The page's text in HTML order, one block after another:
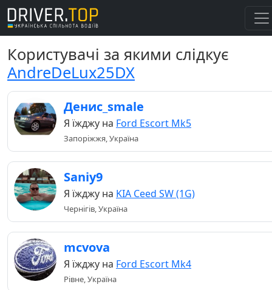
Користувачі за якими слідкує
AndreDeLux25DX
Денис_smale
Я їжджу на Ford Escort Mk5
Запоріжжя, Україна
Saniy9
Я їжджу на KIA Ceed SW (1G)
Чернігів, Україна
mcvova
Я їжджу на Ford Escort Mk4
Рівне, Україна